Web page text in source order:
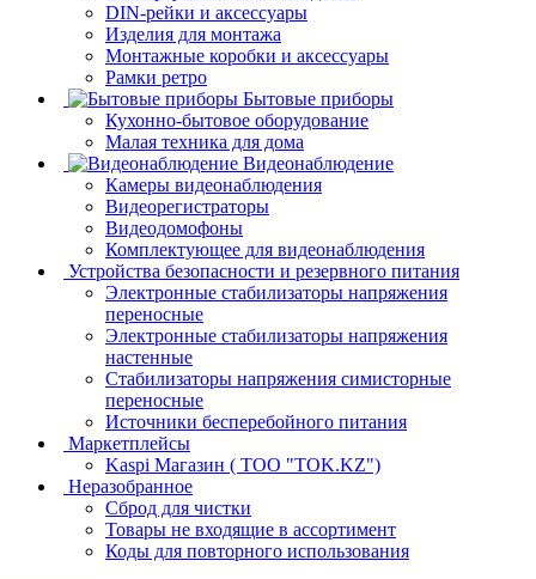
DIN-рейки и аксессуары
Изделия для монтажа
Монтажные коробки и аксессуары
Рамки ретро
Бытовые приборы
Кухонно-бытовое оборудование
Малая техника для дома
Видеонаблюдение
Камеры видеонаблюдения
Видеорегистраторы
Видеодомофоны
Комплектующее для видеонаблюдения
Устройства безопасности и резервного питания
Электронные стабилизаторы напряжения
переносные
Электронные стабилизаторы напряжения
настенные
Стабилизаторы напряжения симисторные
переносные
Источники бесперебойного питания
Маркетплейсы
Kaspi Магазин ( ТОО "TOK.KZ")
Неразобранное
Сброд для чистки
Товары не входящие в ассортимент
Коды для повторного использования